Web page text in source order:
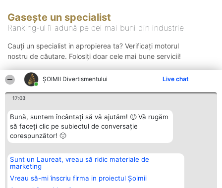
ŞOIMII Divertismentului Live chat
17:03
Bună, suntem încântați să vă ajutăm! 🙂 Vă rugăm
să faceți clic pe subiectul de conversație
corespunzător! 🙂
Sunt un Laureat, vreau să ridic materiale de
marketing
Vreau să-mi înscriu firma in proiectul Șoimii
Gasește un specialist
Ranking-ul îi adună pe cei mai buni din industrie
Cauți un specialist in apropierea ta? Verificați motorul
nostru de căutare. Folosiți doar cele mai bune servicii!
Organizator Ranking
BRIGHT SOLUTIONS BR SRL
Aleea Timisul De Sus 2 Bl. A30
Sc. A Et. 4 Ap. 13 Cod 061952
Plebiscyt
Lista Tuturor
Laureaților
Contact